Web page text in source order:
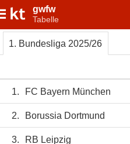
gwfw
Tabelle
1. Bundesliga 2025/26
1. FC Bayern München
2. Borussia Dortmund
3. RB Leipzig